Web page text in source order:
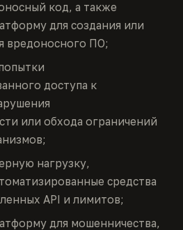
код, а также
для создания или
вредоносного ПО;
доступа к
или обхода ограничений
нагрузку,
средства
API и лимитов;
для мошенничества,